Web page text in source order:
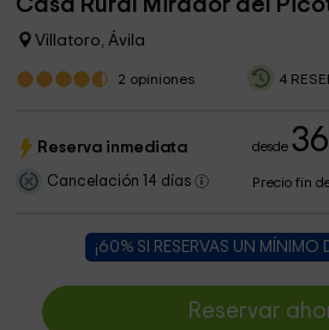
Casa Rural Mirador del
Villatoro, Ávila
2 opiniones 4
Reserva inmediata desde36
Cancelación 14 días Precio fin
¡60% SI RESERVAS UN MÍNIMO
Reservar